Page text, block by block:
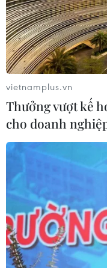
vietnamplus.vn
Thưởng vượt kế
cho doanh